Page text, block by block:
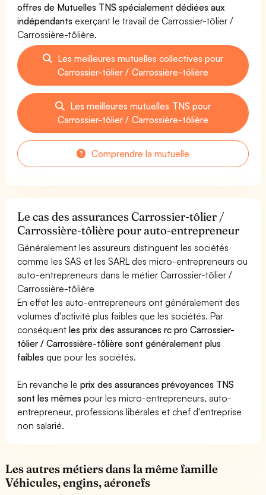
offres de Mutuelles TNS spécialement dédiées aux
indépendants exerçant le travail de Carrossier-tôlier /
Carrossière-tôlière.
Les meilleures mutuelles collectives pour
Carrossier-tôlier / Carrossière-tôlière
Les meilleures mutuelles TNS pour
Carrossier-tôlier / Carrossière-tôlière
Comprendre la mutuelle
Le cas des assurances Carrossier-tôlier /
Carrossière-tôlière pour auto-entrepreneur
Généralement les assureurs distinguent les sociétés
comme les SAS et les SARL des micro-entrepreneurs ou
auto-entrepreneurs dans le métier Carrossier-tôlier /
Carrossière-tôlière
En effet les auto-entrepreneurs ont généralement des
volumes d'activité plus faibles que les sociétés. Par
conséquentles prix des assurances rc pro Carrossier-
tôlier / Carrossière-tôlière sont généralement plus
faibles que pour les sociétés.
En revanche leprix des assurances prévoyances TNS
sont les mêmes pour les micro-entrepreneurs, auto-
entrepreneur, professions libérales et chef d'entreprise
non salarié.
Les autres métiers dans la même famille
Véhicules, engins, aéronefs